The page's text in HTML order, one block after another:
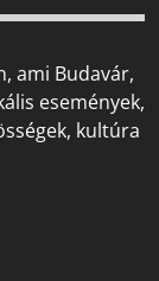
ami Budavár,
események,
kultúra